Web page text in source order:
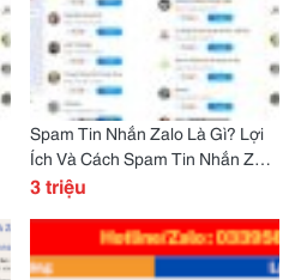
Spam Tin Nhắn Zalo Là Gì? Lợi
Ích Và Cách Spam Tin Nhắn Zalo
Hiệu Quả
3 triệu